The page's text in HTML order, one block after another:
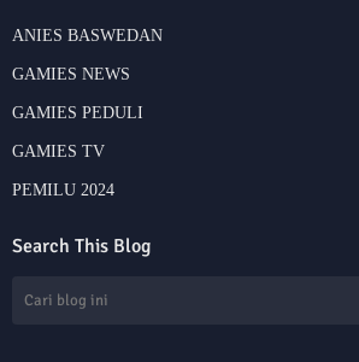
ANIES BASWEDAN
GAMIES NEWS
GAMIES PEDULI
GAMIES TV
PEMILU 2024
Search This Blog